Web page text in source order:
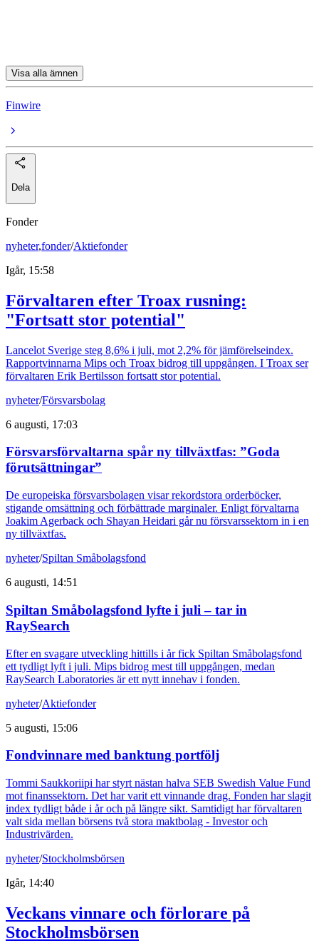
Visa alla ämnen
Finwire
Dela
Fonder
nyheter,fonder/Aktiefonder
Igår, 15:58
Förvaltaren efter Troax rusning:
"Fortsatt stor potential"
Lancelot Sverige steg 8,6% i juli, mot 2,2% för jämförelseindex.
Rapportvinnarna Mips och Troax bidrog till uppgången. I Troax ser
förvaltaren Erik Bertilsson fortsatt stor potential.
nyheter/Försvarsbolag
6 augusti, 17:03
Försvarsförvaltarna spår ny tillväxtfas: ”Goda
förutsättningar”
De europeiska försvarsbolagen visar rekordstora orderböcker,
stigande omsättning och förbättrade marginaler. Enligt förvaltarna
Joakim Agerback och Shayan Heidari går nu försvarssektorn in i en
ny tillväxtfas.
nyheter/Spiltan Småbolagsfond
6 augusti, 14:51
Spiltan Småbolagsfond lyfte i juli – tar in
RaySearch
Efter en svagare utveckling hittills i år fick Spiltan Småbolagsfond
ett tydligt lyft i juli. Mips bidrog mest till uppgången, medan
RaySearch Laboratories är ett nytt innehav i fonden.
nyheter/Aktiefonder
5 augusti, 15:06
Fondvinnare med banktung portfölj
Tommi Saukkoriipi har styrt nästan halva SEB Swedish Value Fund
mot finanssektorn. Det har varit ett vinnande drag. Fonden har slagit
index tydligt både i år och på längre sikt. Samtidigt har förvaltaren
valt sida mellan börsens två stora maktbolag - Investor och
Industrivärden.
nyheter/Stockholmsbörsen
Igår, 14:40
Veckans vinnare och förlorare på
Stockholmsbörsen